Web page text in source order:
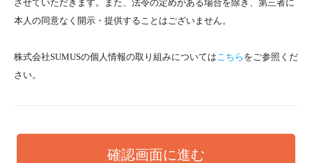
させていただきます。また、法令の定めがある場合を除き、第三者に
本人の同意なく開示・提供することはございません。
株式会社SUMUSの個人情報の取り組みについては こちら をご参照くだ
さい。